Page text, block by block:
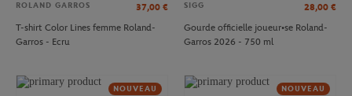
ROLAND GARROS 37,00 €
T-shirt Color Lines femme Roland-
Garros - Ecru
SIGG 28,00 €
Gourde officielle joueur•se Roland-
Garros 2026 - 750 ml
NOUVEAU NOUVEAU